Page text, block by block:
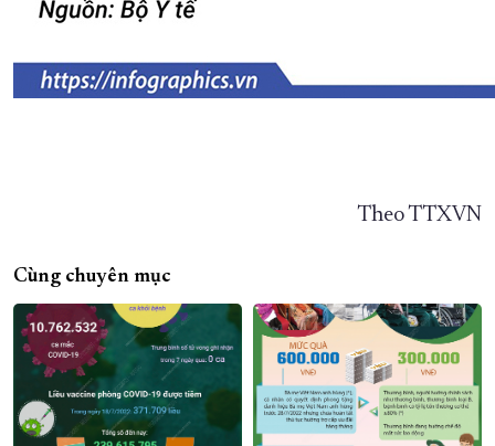
Theo TTXVN
Cùng chuyên mục